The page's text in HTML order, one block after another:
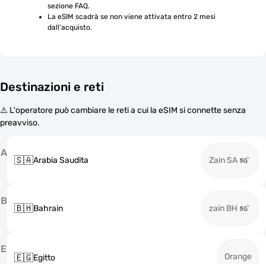
sezione FAQ.
La eSIM scadrà se non viene attivata entro 2 mesi
dall'acquisto.
Destinazioni e reti
⚠️ L'operatore può cambiare le reti a cui la eSIM si connette senza
preavviso.
A
🇸🇦Arabia Saudita Zain SA
B
🇧🇭Bahrain zain BH
E
🇪🇬Egitto Orange